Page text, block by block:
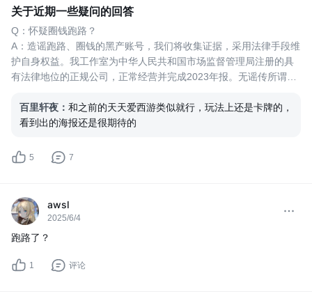
关于近期一些疑问的回答
Q：怀疑圈钱跑路？
A：造谣跑路、圈钱的黑产账号，我们将收集证据，采用法律手段维
护自身权益。我工作室为中华人民共和国市场监督管理局注册的具
有法律地位的正规公司，正常经营并完成2023年报。无谣传所谓跑
益。
Q：游戏什么时候上线？
动辄几百几千万甚至上亿投资的游戏不同，我工作室体量小，
百里轩夜 ： 和之前的天天爱西游类似就行，玩法上还是卡牌的，
看到出的海报还是很期待的
5 7
awsl
2025/6/4
跑路了？
1 评论